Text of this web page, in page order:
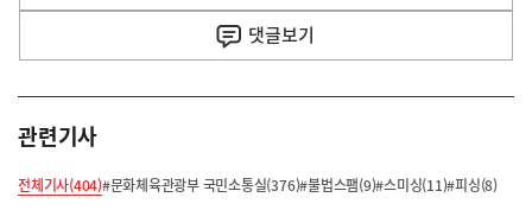
댓글보기
관련기사
전체기사(404)#문화체육관광부 국민소통실(376)#불법스팸(9)#스미싱(11)#피싱(8)